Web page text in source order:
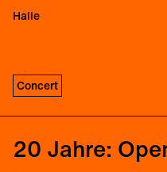
Halle
Concert
20 Jahre: